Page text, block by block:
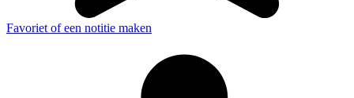
Favoriet of een notitie maken